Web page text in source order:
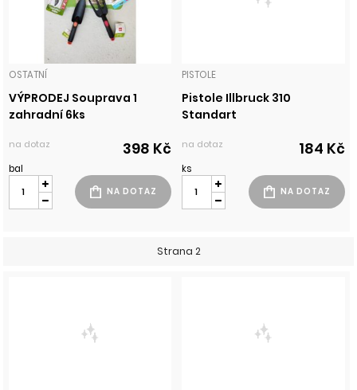
OSTATNÍ
VÝPRODEJ Souprava 1
zahradní 6ks
na dotaz 398 Kč
bal
PISTOLE
Pistole Illbruck 310
Standart
na dotaz 184 Kč
ks
Strana 2